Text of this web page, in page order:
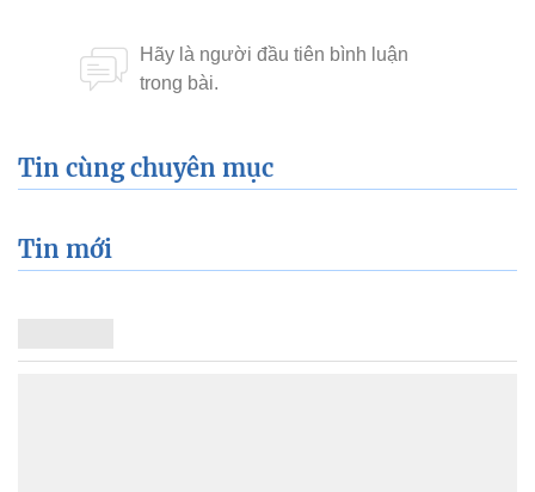
Tin cùng chuyên mục
Tin mới